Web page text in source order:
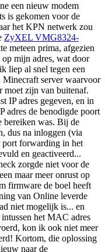
een nieuw modem
is gekomen voor de
het KPN netwerk zou
ZyXEL VMG8324-
meteen prima, afgezien
op mijn adres, wat door
liep al snel tegen een
Minecraft server waarvoor
moet zijn van buitenaf.
IP adres gegeven, en in
adres de benodigde poort
bereiken was. Bij de
dus na inloggen (via
port forwarding in het
en geactiveerd...
zorgde niet voor de
maar meer onrust op
firmware de boel heeft
van Online leverde
niet mogelijk is... en
het MAC adres
kon ik ook niet meer
Kortom, die oplossing
naar de